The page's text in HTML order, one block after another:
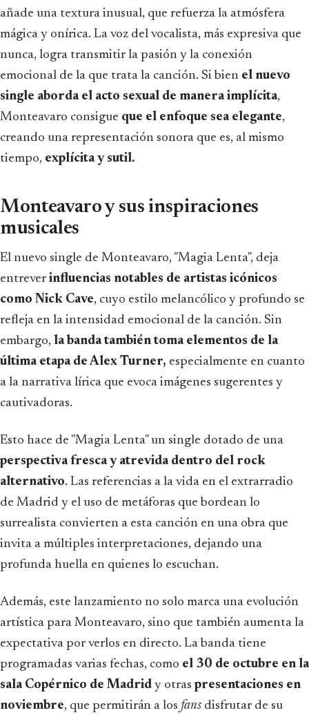
añade una textura inusual, que refuerza la atmósfera
mágica y onírica. La voz del vocalista, más expresiva que
nunca, logra transmitir la pasión y la conexión
emocional de la que trata la canción. Si bien el nuevo
single aborda el acto sexual de manera implícita,
Monteavaro consigue que el enfoque sea elegante,
creando una representación sonora que es, al mismo
tiempo, explícita y sutil.
Monteavaro y sus inspiraciones
musicales
El nuevo single de Monteavaro, "Magia Lenta", deja
entreverinfluencias notables de artistas icónicos
como Nick Cave, cuyo estilo melancólico y profundo se
refleja en la intensidad emocional de la canción. Sin
embargo, la banda también toma elementos de la
última etapa de Alex Turner, especialmente en cuanto
a la narrativa lírica que evoca imágenes sugerentes y
cautivadoras.
Esto hace de "Magia Lenta" un single dotado de una
perspectiva fresca y atrevida dentro del rock
alternativo. Las referencias a la vida en el extrarradio
de Madrid y el uso de metáforas que bordean lo
surrealista convierten a esta canción en una obra que
invita a múltiples interpretaciones, dejando una
profunda huella en quienes lo escuchan.
Además, este lanzamiento no solo marca una evolución
artística para Monteavaro, sino que también aumenta la
expectativa por verlos en directo. La banda tiene
programadas varias fechas, como el 30 de octubre en la
sala Copérnico de Madrid y otraspresentaciones en
noviembre, que permitirán a los fans disfrutar de su